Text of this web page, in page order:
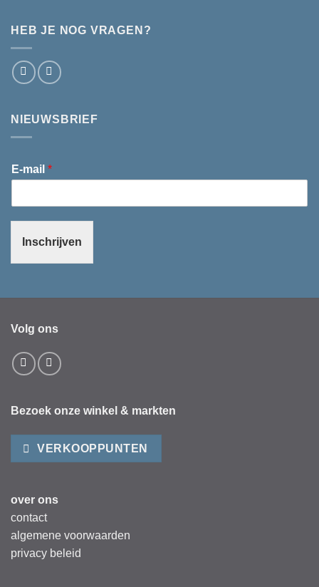
HEB JE NOG VRAGEN?
NIEUWSBRIEF
E-mail *
Inschrijven
Volg ons
Bezoek onze winkel & markten
VERKOOPPUNTEN
over ons
contact
algemene voorwaarden
privacy beleid